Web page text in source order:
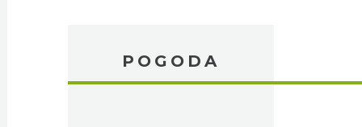
POGODA